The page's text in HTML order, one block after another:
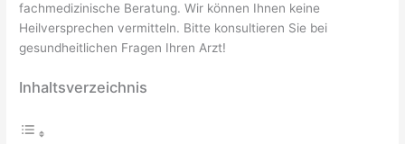
fachmedizinische Beratung. Wir können Ihnen keine
Heilversprechen vermitteln. Bitte konsultieren Sie bei
gesundheitlichen Fragen Ihren Arzt!
Inhaltsverzeichnis